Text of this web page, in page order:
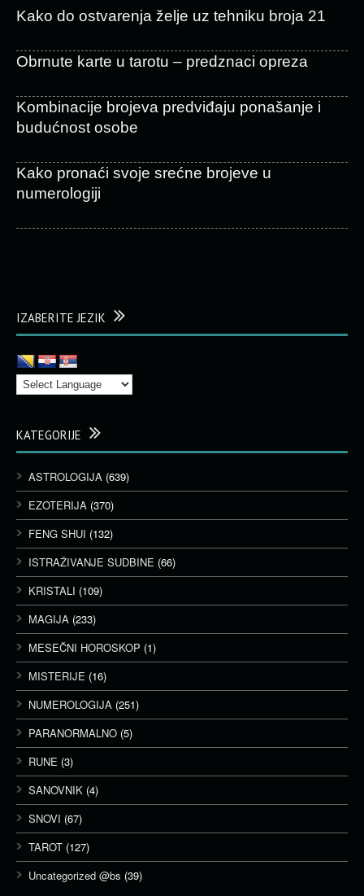
Kako do ostvarenja želje uz tehniku broja 21
Obrnute karte u tarotu – predznaci opreza
Kombinacije brojeva predviđaju ponašanje i
budućnost osobe
Kako pronaći svoje srećne brojeve u
numerologiji
IZABERITE JEZIK
KATEGORIJE
ASTROLOGIJA (639)
EZOTERIJA (370)
FENG SHUI (132)
ISTRAŽIVANJE SUDBINE (66)
KRISTALI (109)
MAGIJA (233)
MESEČNI HOROSKOP (1)
MISTERIJE (16)
NUMEROLOGIJA (251)
PARANORMALNO (5)
RUNE (3)
SANOVNIK (4)
SNOVI (67)
TAROT (127)
Uncategorized @bs (39)